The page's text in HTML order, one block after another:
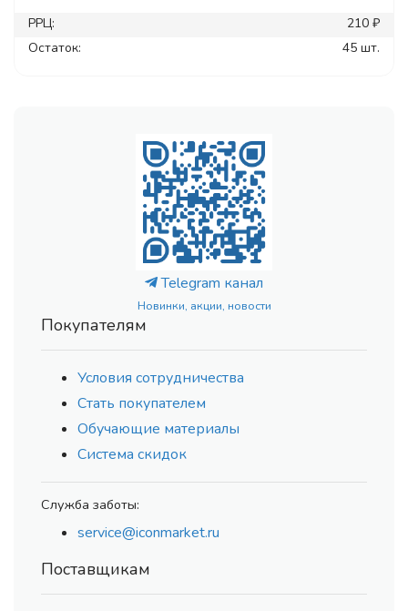
РРЦ:
210 ₽
Остаток:
45 шт.
Telegram канал
Новинки, акции, новости
Покупателям
Условия сотрудничества
Стать покупателем
Обучающие материалы
Система скидок
Служба заботы:
service@iconmarket.ru
Поставщикам